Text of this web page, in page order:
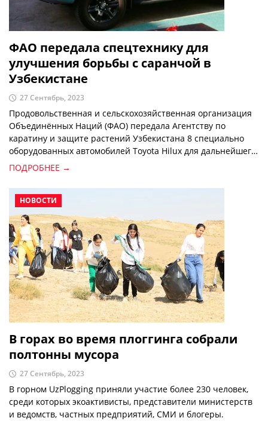
ФАО передала спецтехнику для
улучшения борьбы с саранчой в
Узбекистане
27 Сентябрь, 2023
Продовольственная и сельскохозяйственная организация
Объединённых Наций (ФАО) передала Агентству по
каратину и защите растений Узбекистана 8 специально
оборудованных автомобилей Toyota Hilux для дальнейшего
совершенствования работ по борьбе с саранчой в
Узбекистане.
ПОДРОБНЕЕ →
НОВОСТИ
В горах во время плоггинга собрали
полтонны мусора
27 Сентябрь, 2023
В горном UzPlogging приняли участие более 230 человек,
среди которых экоактивисты, представители министерств
и ведомств, частных предприятий, СМИ и блогеры.